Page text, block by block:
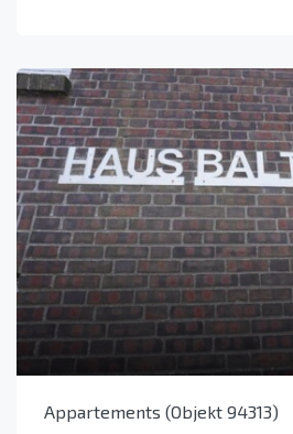
Appartements (Objekt 94313)